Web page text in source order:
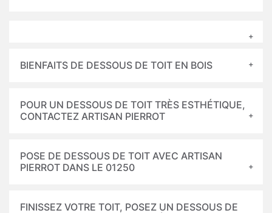
BIENFAITS DE DESSOUS DE TOIT EN BOIS
POUR UN DESSOUS DE TOIT TRÈS ESTHÉTIQUE,
CONTACTEZ ARTISAN PIERROT
POSE DE DESSOUS DE TOIT AVEC ARTISAN
PIERROT DANS LE 01250
FINISSEZ VOTRE TOIT, POSEZ UN DESSOUS DE